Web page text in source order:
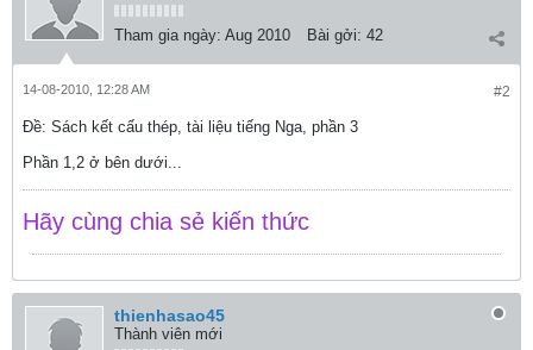
Tham gia ngày: Aug 2010 Bài gởi: 42
#2
14-08-2010, 12:28 AM
Ðề: Sách kết cấu thép, tài liệu tiếng Nga, phần 3
Phần 1,2 ở bên dưới...
Hãy cùng chia sẻ kiến thức
thienhasao45
Thành viên mới